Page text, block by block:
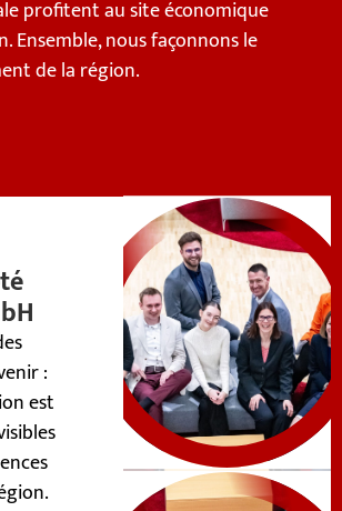
profitent au site économique
Ensemble, nous façonnons le
de la région.
:
est